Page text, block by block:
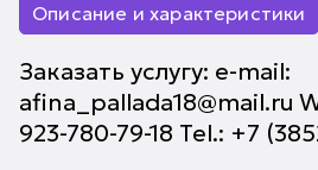
Описание и характеристики
Заказать услугу: e-mail:
afina_pallada18@mail.ru
923-780-79-18 Tel.: +7